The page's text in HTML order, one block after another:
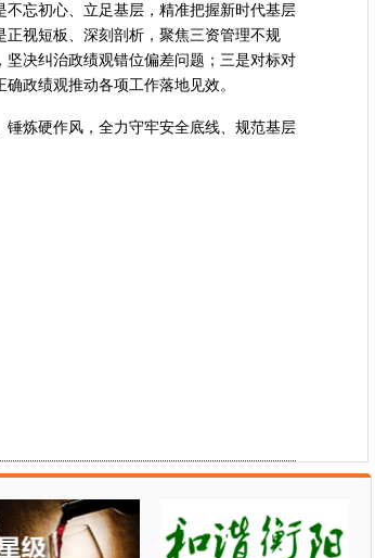
忘初心、立足基层，精准把握新时代基层
视短板、深刻剖析，聚焦三资管理不规
决纠治政绩观错位偏差问题；三是对标对
确政绩观推动各项工作落地见效。
炼硬作风，全力守牢安全底线、规范基层